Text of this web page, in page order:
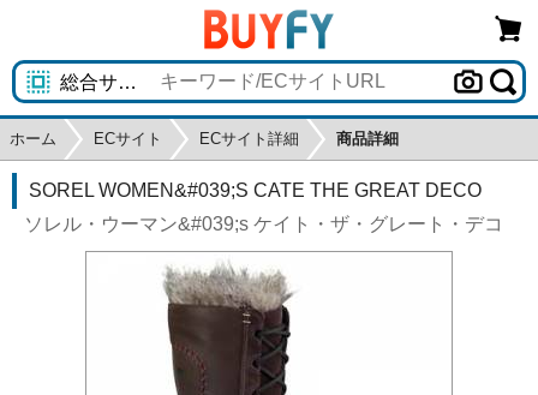
ホーム ECサイト ECサイト詳細 商品詳細
SOREL WOMEN&#039;S CATE THE GREAT DECO
ソレル・ウーマン&#039;s ケイト・ザ・グレート・デコ